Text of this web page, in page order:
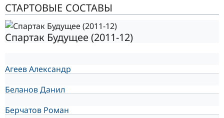
СТАРТОВЫЕ СОСТАВЫ
Спартак Будущее (2011-12)
Агеев Александр
Беланов Данил
Берчатов Роман